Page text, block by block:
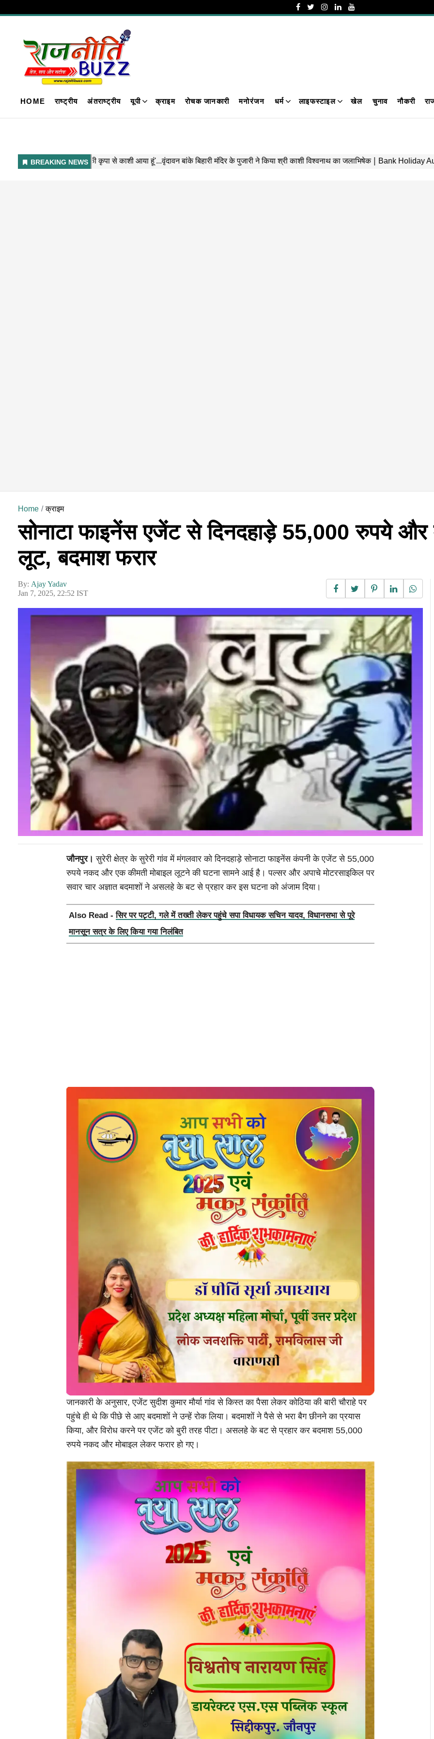
HOME राष्ट्रीय अंतराष्ट्रीय यूपी क्राइम रोचक जानकारी मनोरंजन धर्म लाइफस्टाइल खेल चुनाव नौकरी
Home क्राइम
सोनाटा फाइनेंस एजेंट से दिनदहाड़े 55,000 रुपये और
लूट, बदमाश फरार
By: Ajay Yadav
Jan 7, 2025, 22:52 IST
जौनपुर।सुरेरी क्षेत्र के सुरेरी गांव में मंगलवार को दिनदहाड़े सोनाटा फाइनेंस कंपनी के एजेंट से 55,000
रुपये नकद और एक कीमती मोबाइल लूटने की घटना सामने आई है। पल्सर और अपाचे मोटरसाइकिल पर
सवार चार अज्ञात बदमाशों ने असलहे के बट से प्रहार कर इस घटना को अंजाम दिया।
Also Read -सिर पर पट्टी, गले में तख्ती लेकर पहुंचे सपा विधायक सचिन यादव, विधानसभा से पूरे
मानसून सत्र के लिए किया गया निलंबित
जानकारी के अनुसार, एजेंट सुदीश कुमार मौर्या गांव से किस्त का पैसा लेकर कोठिया की बारी चौराहे पर
पहुंचे ही थे कि पीछे से आए बदमाशों ने उन्हें रोक लिया। बदमाशों ने पैसे से भरा बैग छीनने का प्रयास
किया, और विरोध करने पर एजेंट को बुरी तरह पीटा। असलहे के बट से प्रहार कर बदमाश 55,000
रुपये नकद और मोबाइल लेकर फरार हो गए।